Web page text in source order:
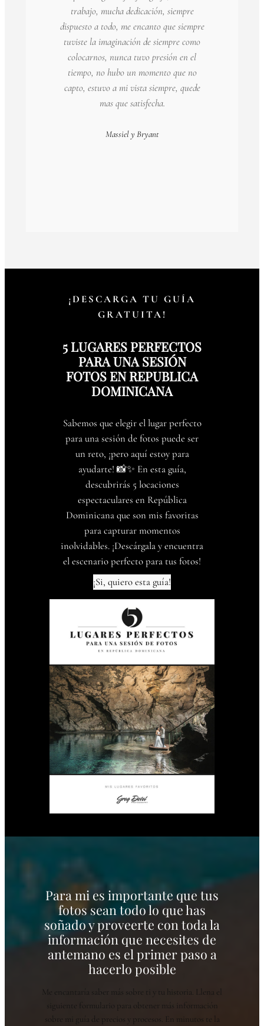
trabajo, mucha dedicación, siempre
dispuesto a todo, me encanto que siempre
tuviste la imaginación de siempre como
colocarnos, nunca tuvo presión en el
tiempo, no hubo un momento que no
capto, estuvo a mi vista siempre, quede
mas que satisfecha.
Massiel y Bryant
¡DESCARGA TU GUÍA
GRATUITA!
5 LUGARES PERFECTOS
PARA UNA SESIÓN
FOTOS EN REPUBLICA
DOMINICANA
Sabemos que elegir el lugar perfecto
para una sesión de fotos puede ser
un reto, ¡pero aquí estoy para
ayudarte! 📸✨ En esta guía,
descubrirás 5 locaciones
espectaculares en República
Dominicana que son mis favoritas
para capturar momentos
inolvidables. ¡Descárgala y encuentra
el escenario perfecto para tus fotos!
¡Si, quiero esta guía!
Para mi es importante que tus
fotos sean todo lo que has
soñado y proveerte con toda la
información que necesites de
antemano es el primer paso a
hacerlo posible
Me encantaría saber más sobre ti y tu historia. Llena el
siguiente formulario para obtener más información
sobre mi guía de precios y procesos. En minutos te la